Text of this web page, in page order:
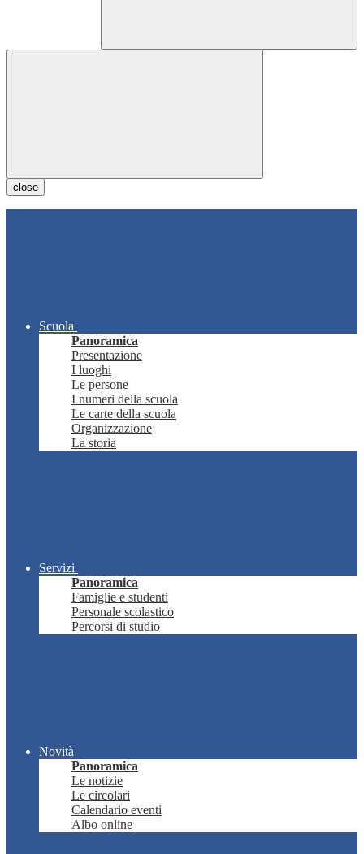
close
Scuola
Panoramica
Presentazione
I luoghi
Le persone
I numeri della scuola
Le carte della scuola
Organizzazione
La storia
Servizi
Panoramica
Famiglie e studenti
Personale scolastico
Percorsi di studio
Novità
Panoramica
Le notizie
Le circolari
Calendario eventi
Albo online